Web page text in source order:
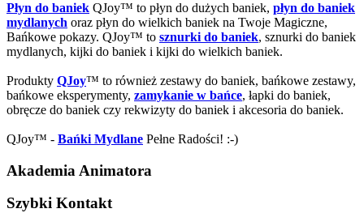
Płyn do baniek QJoy™ to płyn do dużych baniek, płyn do baniek
mydlanych oraz płyn do wielkich baniek na Twoje Magiczne,
Bańkowe pokazy. QJoy™ to sznurki do baniek, sznurki do baniek
mydlanych, kijki do baniek i kijki do wielkich baniek.
Produkty QJoy™ to również zestawy do baniek, bańkowe zestawy,
bańkowe eksperymenty, zamykanie w bańce, łapki do baniek,
obręcze do baniek czy rekwizyty do baniek i akcesoria do baniek.
QJoy™ - Bańki Mydlane Pełne Radości! :-)
Akademia Animatora
Szybki Kontakt